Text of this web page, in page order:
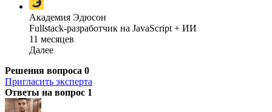
Академия Эдюсон
Fullstack-разработчик на JavaScript + ИИ
11 месяцев
Далее
Решения вопроса 0
Пригласить эксперта
Ответы на вопрос 1